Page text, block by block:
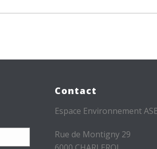
Contact
Espace Environnement
Rue de Montigny 29